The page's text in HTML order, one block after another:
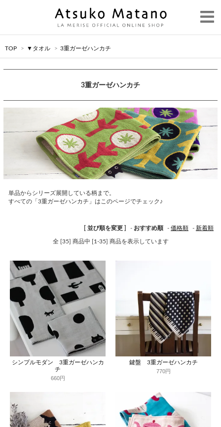
TOP > ▼タオル > 3重ガーゼハンカチ
3重ガーゼハンカチ
単品からシリーズ展開している柄まで。
すべての「3重ガーゼハンカチ」はこのページでチェック♪
[ 並び順を変更 ] - おすすめ順 - 価格順 - 新着順
全 [35] 商品中 [1-35] 商品を表示しています
シンプルモダン 3重ガーゼハンカ
チ
660円
鍵盤 3重ガーゼハンカチ
770円